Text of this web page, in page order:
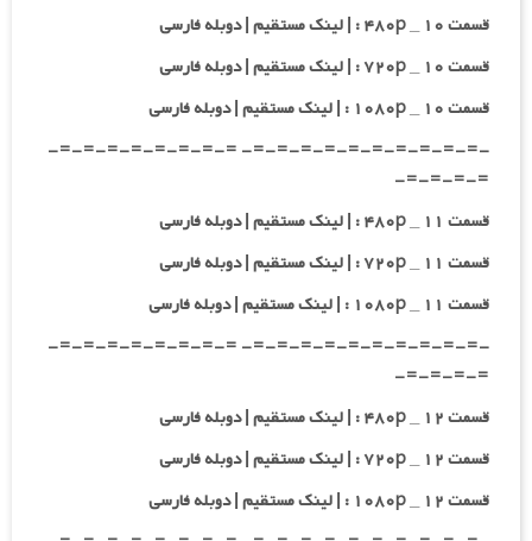
قسمت ۱۰ _ ۴۸۰p : | لینک مستقیم | دوبله فارسی
قسمت ۱۰ _ ۷۲۰p : | لینک مستقیم | دوبله فارسی
قسمت ۱۰ _ ۱۰۸۰p : | لینک مستقیم | دوبله فارسی
-=-=-=-=-=-=-=-=-=-=- =-=-=-=-=-=-=-=-
=-=-=-=-
قسمت ۱۱ _ ۴۸۰p : | لینک مستقیم | دوبله فارسی
قسمت ۱۱ _ ۷۲۰p : | لینک مستقیم | دوبله فارسی
قسمت ۱۱ _ ۱۰۸۰p : | لینک مستقیم | دوبله فارسی
-=-=-=-=-=-=-=-=-=-=- =-=-=-=-=-=-=-=-
=-=-=-=-
قسمت ۱۲ _ ۴۸۰p : | لینک مستقیم | دوبله فارسی
قسمت ۱۲ _ ۷۲۰p : | لینک مستقیم | دوبله فارسی
قسمت ۱۲ _ ۱۰۸۰p : | لینک مستقیم | دوبله فارسی